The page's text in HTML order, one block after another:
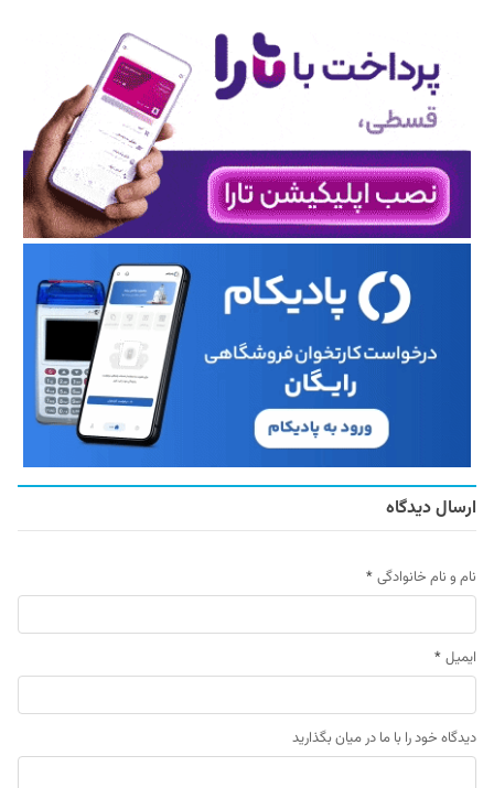
ارسال دیدگاه
نام و نام خانوادگی *
ایمیل *
دیدگاه خود را با ما در میان بگذارید